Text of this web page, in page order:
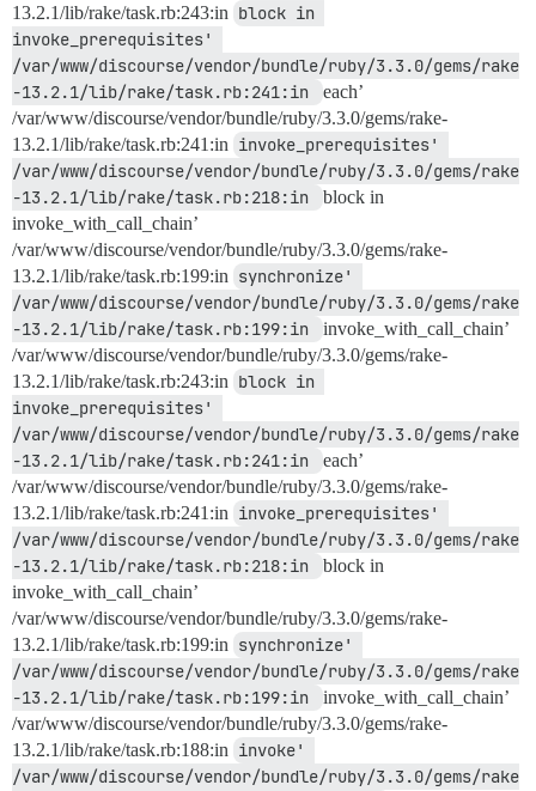
13.2.1/lib/rake/task.rb:243:in block in
invoke_prerequisites'
/var/www/discourse/vendor/bundle/ruby/3.3.0/gems/rake
-13.2.1/lib/rake/task.rb:241:in
each’
/var/www/discourse/vendor/bundle/ruby/3.3.0/gems/rake-
13.2.1/lib/rake/task.rb:241:in invoke_prerequisites'
/var/www/discourse/vendor/bundle/ruby/3.3.0/gems/rake
-13.2.1/lib/rake/task.rb:218:in
block in
invoke_with_call_chain’
/var/www/discourse/vendor/bundle/ruby/3.3.0/gems/rake-
13.2.1/lib/rake/task.rb:199:in synchronize'
/var/www/discourse/vendor/bundle/ruby/3.3.0/gems/rake
-13.2.1/lib/rake/task.rb:199:in
invoke_with_call_chain’
/var/www/discourse/vendor/bundle/ruby/3.3.0/gems/rake-
13.2.1/lib/rake/task.rb:243:in block in
invoke_prerequisites'
/var/www/discourse/vendor/bundle/ruby/3.3.0/gems/rake
-13.2.1/lib/rake/task.rb:241:in
each’
/var/www/discourse/vendor/bundle/ruby/3.3.0/gems/rake-
13.2.1/lib/rake/task.rb:241:in invoke_prerequisites'
/var/www/discourse/vendor/bundle/ruby/3.3.0/gems/rake
-13.2.1/lib/rake/task.rb:218:in
block in
invoke_with_call_chain’
/var/www/discourse/vendor/bundle/ruby/3.3.0/gems/rake-
13.2.1/lib/rake/task.rb:199:in synchronize'
/var/www/discourse/vendor/bundle/ruby/3.3.0/gems/rake
-13.2.1/lib/rake/task.rb:199:in
invoke_with_call_chain’
/var/www/discourse/vendor/bundle/ruby/3.3.0/gems/rake-
13.2.1/lib/rake/task.rb:188:in invoke'
/var/www/discourse/vendor/bundle/ruby/3.3.0/gems/rake